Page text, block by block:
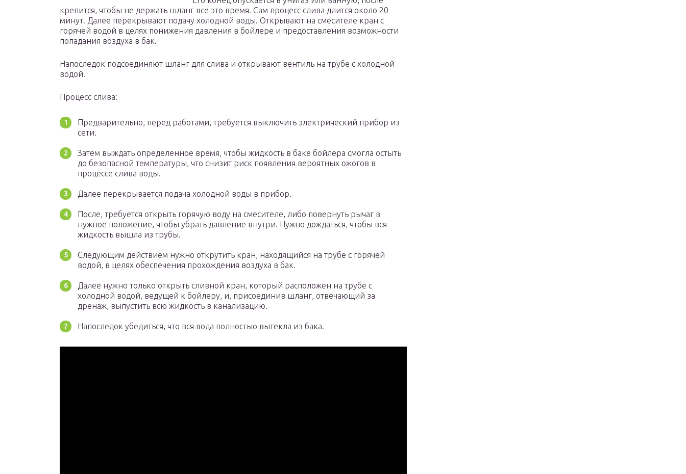
крепится, чтобы не держать шланг все это время. Сам процесс слива длится около 20
минут. Далее перекрывают подачу холодной воды. Открывают на смесителе кран с
горячей водой в целях понижения давления в бойлере и предоставления возможности
попадания воздуха в бак.
Напоследок подсоединяют шланг для слива и открывают вентиль на трубе с холодной
водой.
Процесс слива:
Предварительно, перед работами, требуется выключить электрический прибор из
сети.
Затем выждать определенное время, чтобы жидкость в баке бойлера смогла остыть
до безопасной температуры, что снизит риск появления вероятных ожогов в
процессе слива воды.
Далее перекрывается подача холодной воды в прибор.
После, требуется открыть горячую воду на смесителе, либо повернуть рычаг в
нужное положение, чтобы убрать давление внутри. Нужно дождаться, чтобы вся
жидкость вышла из трубы.
Следующим действием нужно открутить кран, находящийся на трубе с горячей
водой, в целях обеспечения прохождения воздуха в бак.
Далее нужно только открыть сливной кран, который расположен на трубе с
холодной водой, ведущей к бойлеру, и, присоединив шланг, отвечающий за
дренаж, выпустить всю жидкость в канализацию.
Напоследок убедиться, что вся вода полностью вытекла из бака.